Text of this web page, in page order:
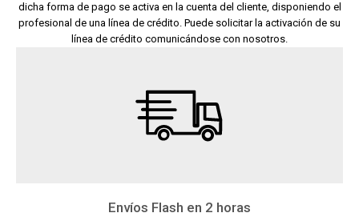
dicha forma de pago se activa en la cuenta del cliente, disponiendo el
profesional de una línea de crédito. Puede solicitar la activación de su
línea de crédito comunicándose con nosotros.
Envíos Flash en 2 horas